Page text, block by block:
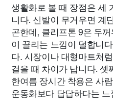
생활화로 볼 때 장점은 세
니다. 신발이 무거우면 계
곤한데, 클리프톤 9은 두
이 끌리는 느낌이 덜합니
다. 시장이나 대형마트처
걸을 때 차이가 납니다.
한여름 장시간 착용은 사
운동화보다 답답하다는